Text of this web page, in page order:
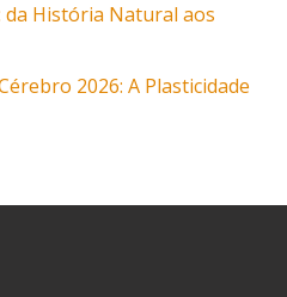
História Natural aos
2026: A Plasticidade